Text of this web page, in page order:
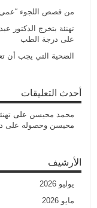
من قصص اللجوء
تهنئة بتخرج الدكتور
على درجة الطب
الضحية التي يجب أن
أحدث التعليقات
محمد محيسن على
محيسن وحصوله على
الأرشيف
يوليو 2026
مايو 2026